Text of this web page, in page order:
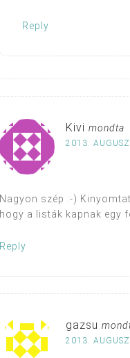
Reply
Kivi mondta
2013.
Nagyon szép :-)
hogy a listák kapnak egy
Reply
gazsu
2013.